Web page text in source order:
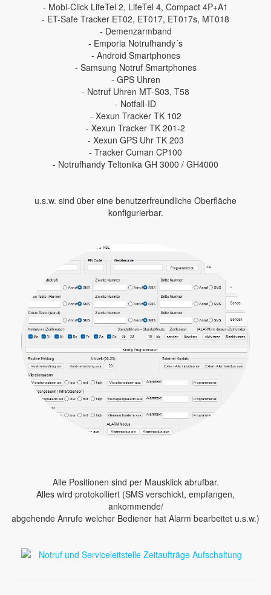
- Mobi-Click LifeTel 2, LifeTel 4, Compact 4P+A1
- ET-Safe Tracker ET02, ET017, ET017s, MT018
- Demenzarmband
- Emporia Notrufhandy´s
- Android Smartphones
- Samsung Notruf Smartphones
- GPS Uhren
- Notruf Uhren MT-S03, T58
- Notfall-ID
- Xexun Tracker TK 102
- Xexun Tracker TK 201-2
- Xexun GPS Uhr TK 203
- Tracker Cuman CP100
- Notrufhandy Teltonika GH 3000 / GH4000
u.s.w. sind über eine benutzerfreundliche Oberfläche
konfigurierbar.
Alle Positionen sind per Mausklick abrufbar.
Alles wird protokolliert (SMS verschickt, empfangen,
ankommende/
abgehende Anrufe welcher Bediener hat Alarm bearbeitet u.s.w.)